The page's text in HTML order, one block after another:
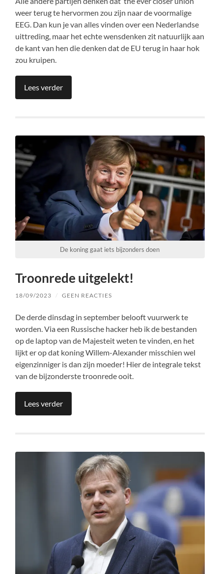
weer terug te hervormen zou zijn naar de voormalige
EEG. Dan kun je van alles vinden over een Nederlandse
uittreding, maar het echte wensdenken zit natuurlijk aan
de kant van hen die denken dat de EU terug in haar hok
zou kruipen.
Lees verder
De koning gaat iets bijzonders doen
Troonrede uitgelekt!
18/09/2023 / GEEN REACTIES
De derde dinsdag in september belooft vuurwerk te
worden. Via een Russische hacker heb ik de bestanden
op de laptop van de Majesteit weten te vinden, en het
lijkt er op dat koning Willem-Alexander misschien wel
eigenzinniger is dan zijn moeder! Hier de integrale tekst
van de bijzonderste troonrede ooit.
Lees verder